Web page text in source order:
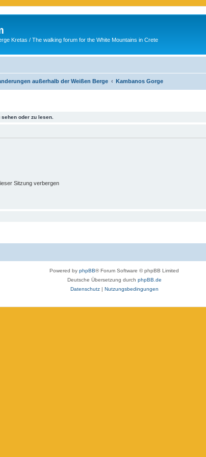
Kretas / The walking forum for the White Mountains in Crete
außerhalb der Weißen Berge Kambanos Gorge
oder zu lesen.
Sitzung verbergen
Powered by phpBB® Forum Software © phpBB Limited
Deutsche Übersetzung durch phpBB.de
Datenschutz| Nutzungsbedingungen